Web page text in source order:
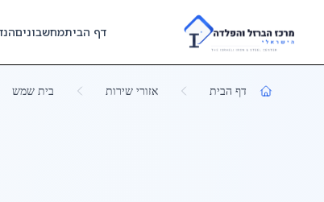
Skip to main content
דף הביתמחשבונים
דף הבית אזורי שירות בית שמש